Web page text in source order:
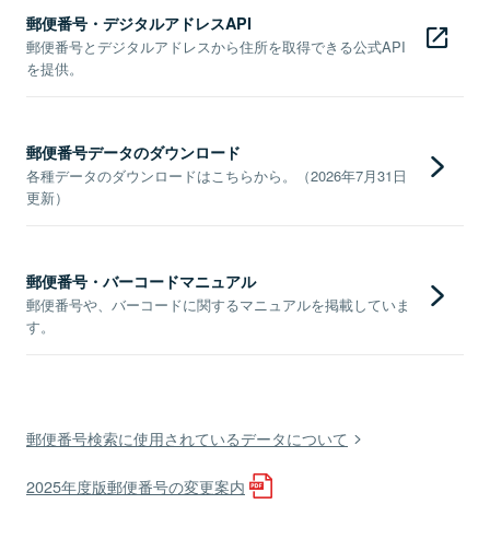
郵便番号・デジタルアドレスAPI
郵便番号とデジタルアドレスから住所を取得できる公式API
を提供。
郵便番号データのダウンロード
各種データのダウンロードはこちらから。（2026年7月31日
更新）
郵便番号・バーコードマニュアル
郵便番号や、バーコードに関するマニュアルを掲載していま
す。
郵便番号検索に使用されているデータについて
2025年度版郵便番号の変更案内